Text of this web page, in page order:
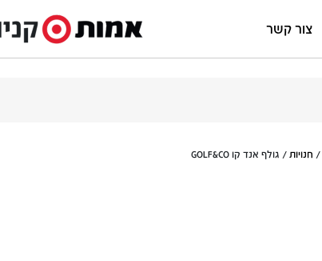
צור קשר
/ חנויות / גולף אנד קו GOLF&CO